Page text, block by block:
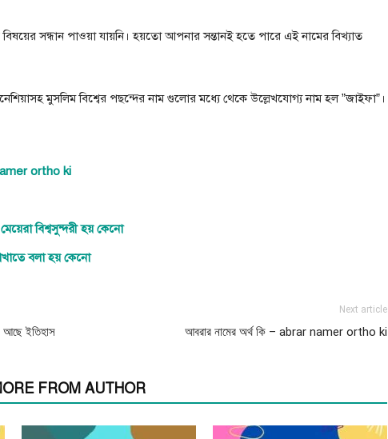
সন্ধান পাওয়া যায়নি। হয়তো আপনার সন্তানই হতে পারে এই নামের বিখ্যাত
মুসলিম বিশ্বের পছন্দের নাম গুলাের মধ্যে থেকে উল্লেখযােগ্য নাম হল ”জাইফা”।
ortho ki
বিশ্বসুন্দরী হয় কেনো
বলা হয় কেনো
আছে ইতিহাস
Next article
আবরার নামের অর্থ কি – abrar namer ortho ki
FROM AUTHOR